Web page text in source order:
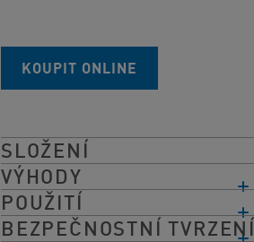
KOUPIT ONLINE
SLOŽENÍ
VÝHODY
POUŽITÍ
BEZPEČNOSTNÍ TVRZENÍ